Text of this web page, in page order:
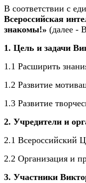
В соответствии с
Всероссийская
знакомы!» (далее -
1. Цель и задачи
1.1 Расширить
1.2 Развитие
1.3 Развитие
2. Учредители и
2.1 Всероссийский
2.2 Организация и
3. Участники